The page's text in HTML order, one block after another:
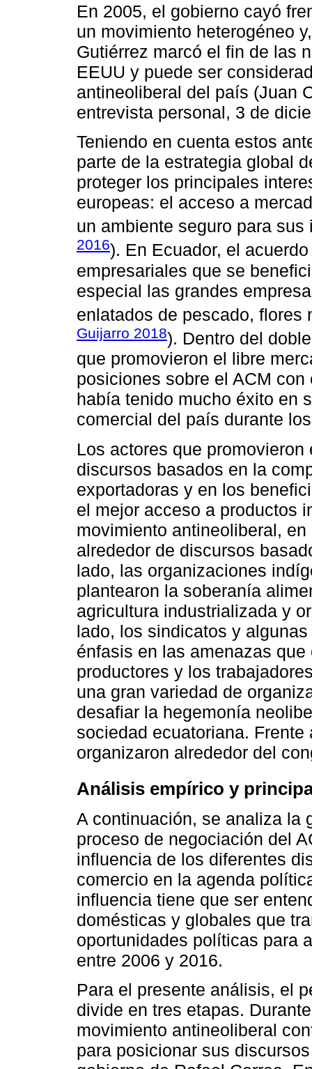
En 2005, el gobierno cayó
un movimiento heterogéneo
Gutiérrez marcó el fin de las
EEUU y puede ser
antineoliberal del país (Juan
entrevista personal, 3 de
Teniendo en cuenta estos
parte de la estrategia global
proteger los principales
europeas: el acceso a
un ambiente seguro para sus
2016). En Ecuador, el
empresariales que se
especial las grandes
enlatados de pescado, flores
Guijarro 2018). Dentro del
que promovieron el libre
posiciones sobre el ACM
había tenido mucho éxito en
comercial del país durante
Los actores que
discursos basados en la
exportadoras y en los
el mejor acceso a productos
movimiento antineoliberal,
alrededor de discursos
lado, las organizaciones
plantearon la soberanía
agricultura industrializada y
lado, los sindicatos y
énfasis en las amenazas
productores y los
una gran variedad de
desafiar la hegemonía
sociedad ecuatoriana.
organizaron alrededor del
Análisis empírico y
A continuación, se analiza la
proceso de negociación del
influencia de los diferentes
comercio en la agenda
influencia tiene que ser
domésticas y globales que
oportunidades políticas para
entre 2006 y 2016.
Para el presente análisis, el
divide en tres etapas.
movimiento antineoliberal
para posicionar sus